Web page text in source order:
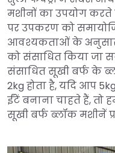
मशीनों का उपयोग करते
पर उपकरण को
आवश्यकताओं के अनुसार
को संसाधित किया जा
संसाधित सूखी बर्फ के
2kg होता है, यदि आप
ईंटें बनाना चाहते हैं, तो
सूखी बर्फ ब्लॉक मशीनें